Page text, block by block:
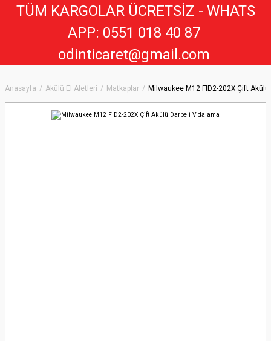
Anasayfa Akülü El Aletleri Matkaplar Milwaukee M12 FID2-202X Çift
TÜM KARGOLAR ÜCRETSİZ - WHATS
APP: 0551 018 40 87
odinticaret@gmail.com